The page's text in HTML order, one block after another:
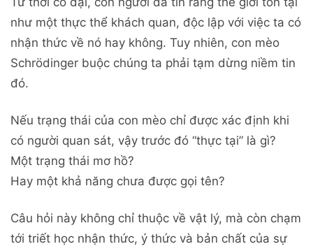
như một thực thể khách quan, độc lập với việc ta có
nhận thức về nó hay không. Tuy nhiên, con mèo
Schrödinger buộc chúng ta phải tạm dừng niềm tin
đó.
Nếu trạng thái của con mèo chỉ được xác định khi
có người quan sát, vậy trước đó “thực tại” là gì?
Một trạng thái mơ hồ?
Hay một khả năng chưa được gọi tên?
Câu hỏi này không chỉ thuộc về vật lý, mà còn chạm
tới triết học nhận thức, ý thức và bản chất của sự